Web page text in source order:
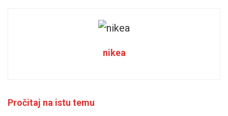
nikea
Pročitaj na istu temu